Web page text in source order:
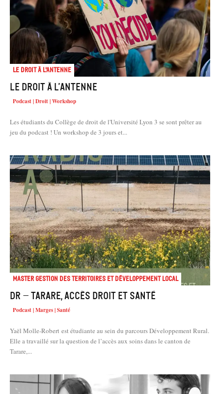
Le droit à l'antenne
Le droit à l’antenne
Podcast | Droit | Workshop
Les étudiants du Collège de droit de l'Université Lyon 3 se sont prêter au
jeu du podcast ! Un workshop de 3 jours et...
Master Gestion des territoires et développement local
DR – Tarare, accès droit et santé
Podcast | Marges | Santé
Yaël Molle-Robert est étudiante au sein du parcours Développement Rural.
Elle a travaillé sur la question de l’accès aux soins dans le canton de
Tarare,...